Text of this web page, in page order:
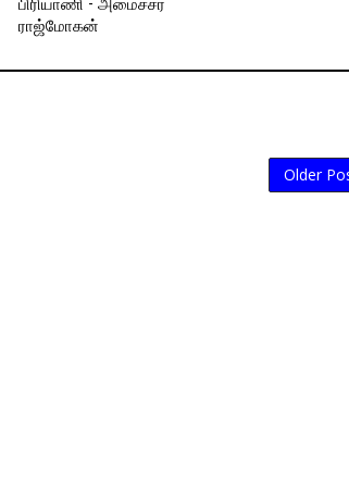
பிரியாணி - அமைச்சர்
ராஜ்மோகன்
Older